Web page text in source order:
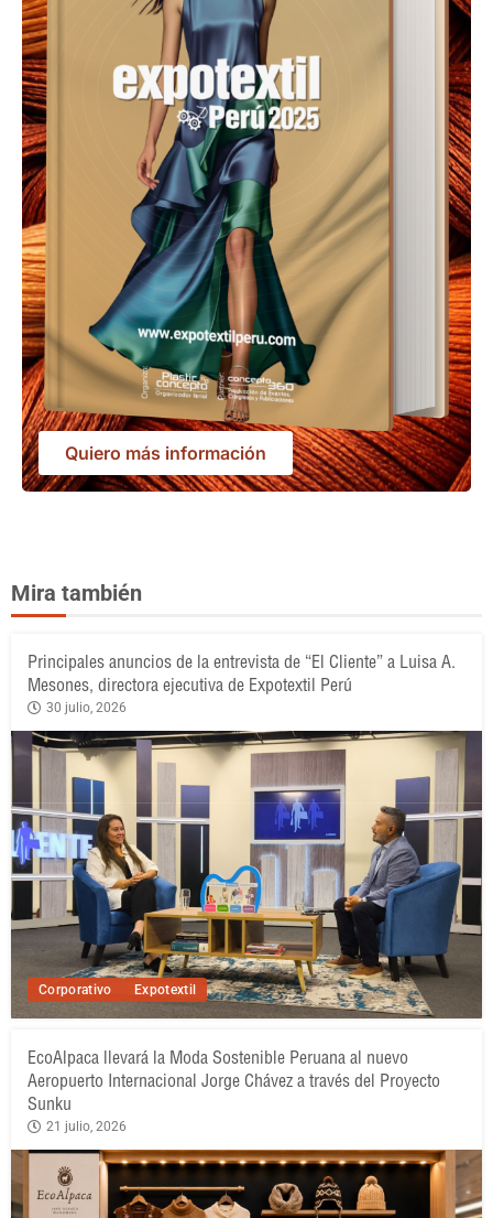
Quiero más información
Mira también
Corporativo Expotextil
Principales anuncios de la entrevista de “El Cliente” a Luisa A.
Mesones, directora ejecutiva de Expotextil Perú
30 julio, 2026
EcoAlpaca llevará la Moda Sostenible Peruana al nuevo
Aeropuerto Internacional Jorge Chávez a través del Proyecto
Sunku
21 julio, 2026